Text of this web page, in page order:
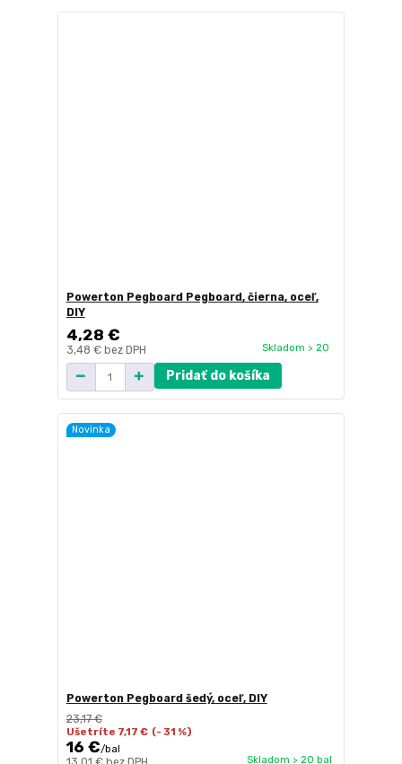
Powerton Pegboard Pegboard, čierna, oceľ,
DIY
4,28 €
3,48 € bez DPH Skladom > 20
Pridať do košíka
Novinka
Powerton Pegboard šedý, oceľ, DIY
23,17 €
Ušetríte 7,17 € (- 31 %)
16 €/bal
Skladom > 20 bal